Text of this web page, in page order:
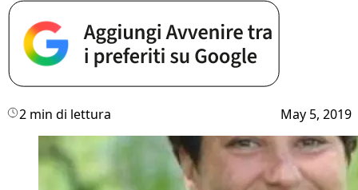
2 min di lettura May 5, 2019